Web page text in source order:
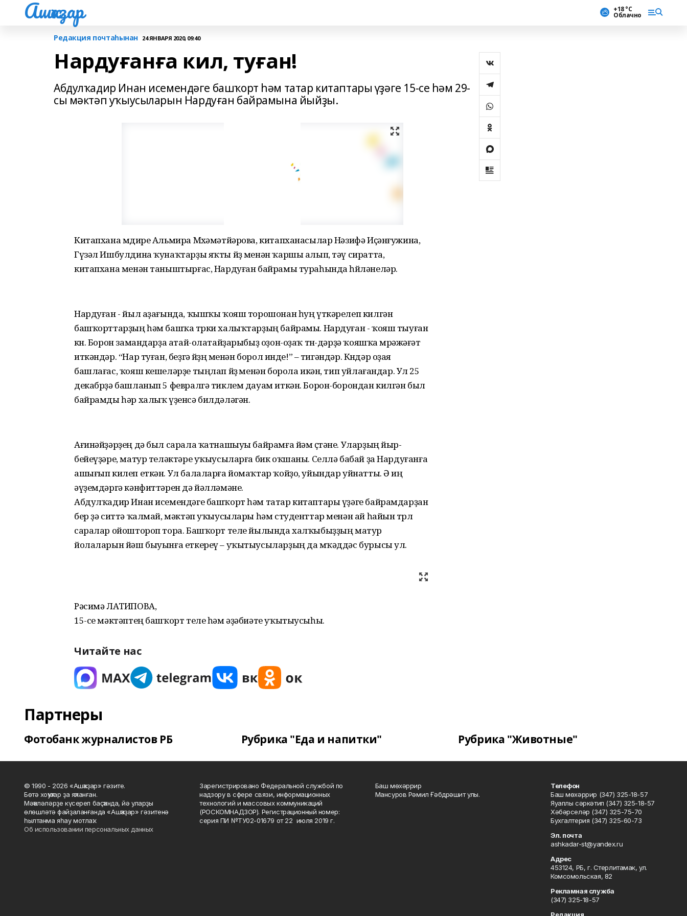
Ашҡаҙар +18 °С
Облачно
Редакция почтаһынан 24 ЯНВАРЯ 2020, 09:40
Нардуғанға кил, туған!
Абдулҡадир Инан исемендәге башҡорт һәм татар китаптары үҙәге 15-се һәм 29-
сы мәктәп уҡыусыларын Нардуған байрамына йыйҙы.
Китапхана мөдире Альмира Мөхәмәтйәрова, китапханасылар Нәзифә Иҫәнғужина,
Гүзәл Ишбулдина ҡунаҡтарҙы яҡты йөҙ менән ҡаршы алып, тәү сиратта,
китапхана менән таныштырғас, Нардуған байрамы тураһында һөйләнеләр.
Нардуған - йыл аҙағында, ҡышҡы ҡояш торошонан һуң үткәрелеп килгән
башҡорттарҙың һәм башҡа төрки халыҡтарҙың байрамы. Нардуған - ҡояш тыуған
көн. Борон замандарҙа атай-олатайҙарыбыҙ оҙон-оҙаҡ төн-дәрҙә ҡояшҡа мөрәжәғәт
иткәндәр. “Нар туған, беҙгә йөҙөң менән борол инде!” – тигәндәр. Көндәр оҙая
башлағас, ҡояш кешеләрҙе тыңлап йөҙө менән борола икән, тип уйлағандар. Ул 25
декабрҙә башланып 5 февралгә тиклем дауам иткән. Борон-борондан килгән был
байрамды һәр халыҡ үҙенсә билдәләгән.
Ағинәйҙәрҙең дә был сарала ҡатнашыуы байрамға йәм өҫтәне. Уларҙың йыр-
бейеүҙәре, матур теләктәре уҡыусыларға бик оҡшаны. Селлә бабай ҙа Нардуғанға
ашығып килеп еткән. Ул балаларға йомаҡтар ҡойҙо, уйындар уйнатты. Ә иң
әүҙемдәргә кәнфиттәрен дә йәлләмәне.
Абдулҡадир Инан исемендәге башҡорт һәм татар китаптары үҙәге байрамдарҙан
бер ҙә ситтә ҡалмай, мәктәп уҡыусылары һәм студенттар менән ай һайын төрлө
саралар ойоштороп тора. Башҡорт теле йылында халҡыбыҙҙың матур
йолаларын йәш быуынға еткереү – уҡытыусыларҙың да мөҡәддәс бурысы ул.
Рәсимә ЛАТИПОВА,
15-се мәктәптең башҡорт теле һәм әҙәбиәте уҡытыусыһы.
Читайте нас
Партнеры
Фотобанк журналистов РБ Рубрика "Еда и напитки" Рубрика "Животные"
© 1990 - 2026 «Ашҡаҙар» гәзите.
Бөтә хоҡуҡтар ҙа яҡланған.
Мәҡәләләрҙе күсереп баҫҡанда, йә уларҙы
өлөшләтә файҙаланғанда «Ашҡаҙар» гәзитенә
һылтанма яһау мотлаҡ.
Об использовании персональных данных
Зарегистрировано Федеральной службой по
надзору в сфере связи, информационных
технологий и массовых коммуникаций
(РОСКОМНАДЗОР). Регистрационный номер:
серия ПИ №ТУ02-01679 от 22 июля 2019 г.
Баш мөхәррир
Мансуров Рәмил Ғәбдрәшит улы.
Телефон
Баш мөхәррир (347) 325-18-57
Яуаплы сәркәтип (347) 325-18-57
Хәбәрселәр (347) 325-75-70
Бухгалтерия (347) 325-60-73
Эл. почта
ashkadar-st@yandex.ru
Адрес
453124, РБ, г. Стерлитамак, ул.
Комсомольская, 82
Рекламная служба
(347) 325-18-57